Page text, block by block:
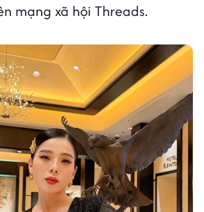
mạng xã hội Threads.